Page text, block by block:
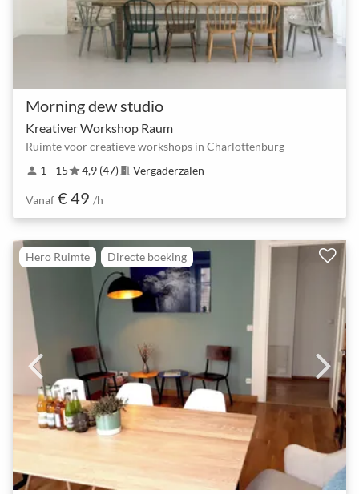
Morning dew studio
Kreativer Workshop Raum
Ruimte voor creatieve workshops in Charlottenburg
person 1 - 15star4,9 (47) meeting_room Vergaderzalen
Vanaf € 49 /h
Hero Ruimte Directe boeking